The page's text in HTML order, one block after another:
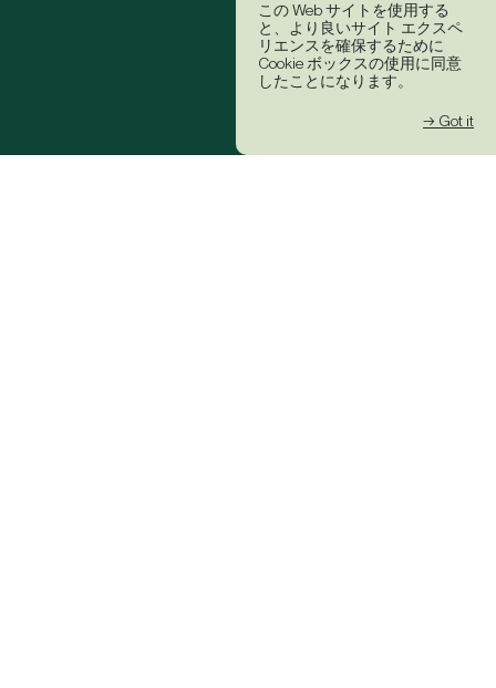
この Web サイトを使用する
と、より良いサイト エクスペ
リエンスを確保するために
Cookie ボックスの使用に同意
したことになります。
→ Got it